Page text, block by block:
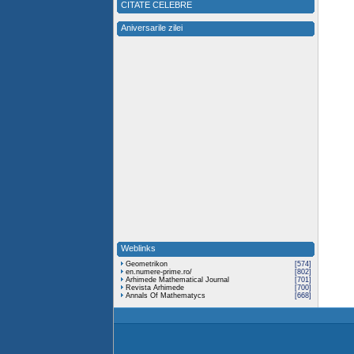
CITATE CELEBRE
Aniversarile zilei
Weblinks
Geometrikon
[574]
en.numere-prime.ro/
[802]
Arhimede Mathematical Journal
[701]
Revista Arhimede
[700]
Annals Of Mathematycs
[668]